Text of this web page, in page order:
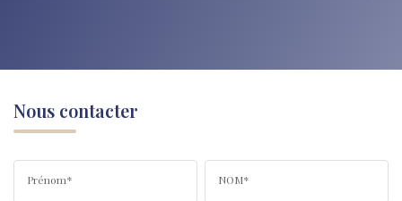
Nous contacter
Prénom* NOM*